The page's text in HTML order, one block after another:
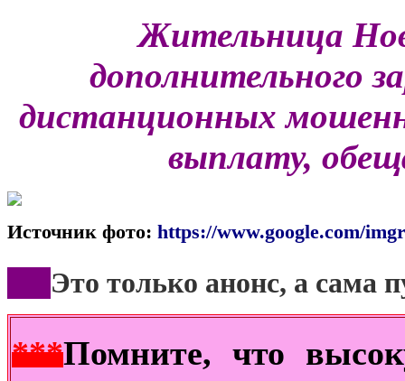
Жительница
дополнительного
дистанционных
выплату,
Источник фото: https://www.google.com/
Это только анонс, а сама
***Помните, что